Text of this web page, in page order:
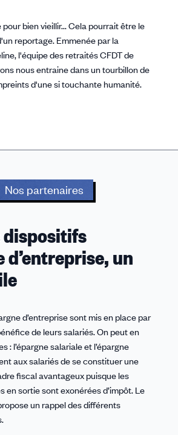
bien vieillir... Cela pourrait être le
reportage. Emmenée par la
l'équipe des retraités CFDT de
nous entraine dans un tourbillon de
d'une si touchante humanité.
Nos partenaires
dispositifs
d’entreprise, un
d’entreprise sont mis en place par
de leurs salariés. On peut en
: l’épargne salariale et l’épargne
aux salariés de se constituer une
fiscal avantageux puisque les
en sortie sont exonérées d’impôt. Le
un rappel des différents